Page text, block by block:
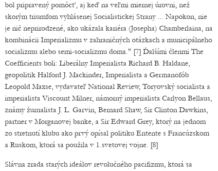
bol pripravený pomôcť, aj keď na veľmi miernej úrovni, než
skorým triumfom vyhlásenej Socialistickej Strany ... Napokon, nie
je nič neprirodzené, ako ukázala kariéra (Josepha) Chamberlaina, na
kombinácii Imperializmu v zahraničných otázkach a municipálneho
socializmu alebo semi-socializmu doma." [7] Ďalšími členmi The
Coefficients boli: Liberálny Imperialista Richard B. Haldane,
geopolitik Halford J. Mackinder, Imperialista a Germanofób
Leopold Maxse, vydavateľ National Review, Toryovský socialista a
imperialista Viscount Milner, námorný imperialista Carlyon Bellaus,
známy žurnalista J. L. Garvin, Bernard Shaw, Sir Clinton Dawkins,
partner v Morganovej banke, a Sir Edward Grey, ktorý na jednom
zo stretnutí klubu ako prvý opísal politiku Entente s Francúzskom
a Ruskom, ktorá sa použila v 1.svetovej vojne. [8]
Slávna zrada starých ideálov revolučného pacifizmu, ktorá sa